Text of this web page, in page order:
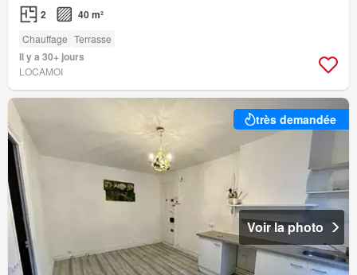
2 40 m²
Chauffage Terrasse
Il y a 30+ jours
LOCAMOI
très demandée
Voir la photo